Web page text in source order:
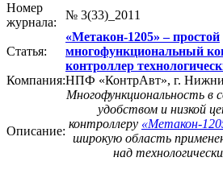
Номер
журнала:
№ 3(33)_2011
Статья:
«Метакон-1205» – простой
многофункциональный
контроллер
Компания:НПФ «КонтрАвт», г.
Описание:
Многофункциональность в
удобством и низкой
контроллеру «Метакон-
широкую область
над